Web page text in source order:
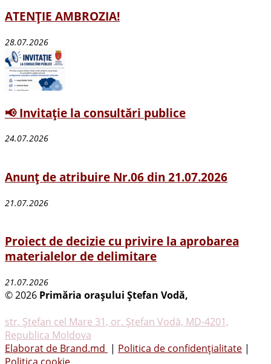
ATENȚIE AMBROZIA!
28.07.2026
📢 Invitație la consultări publice
24.07.2026
Anunț de atribuire Nr.06 din 21.07.2026
21.07.2026
Proiect de decizie cu privire la aprobarea
materialelor de delimitare
21.07.2026
© 2026 Primăria oraşului Ştefan Vodă,
str. Ştefan cel Mare 31, or. Ştefan Vodă, MD-4201,
Republica Moldova
Elaborat de Brand.md | Politica de confidențialitate |